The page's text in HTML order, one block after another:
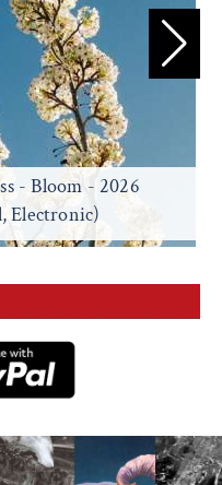
- Bloom - 2026
Electronic)